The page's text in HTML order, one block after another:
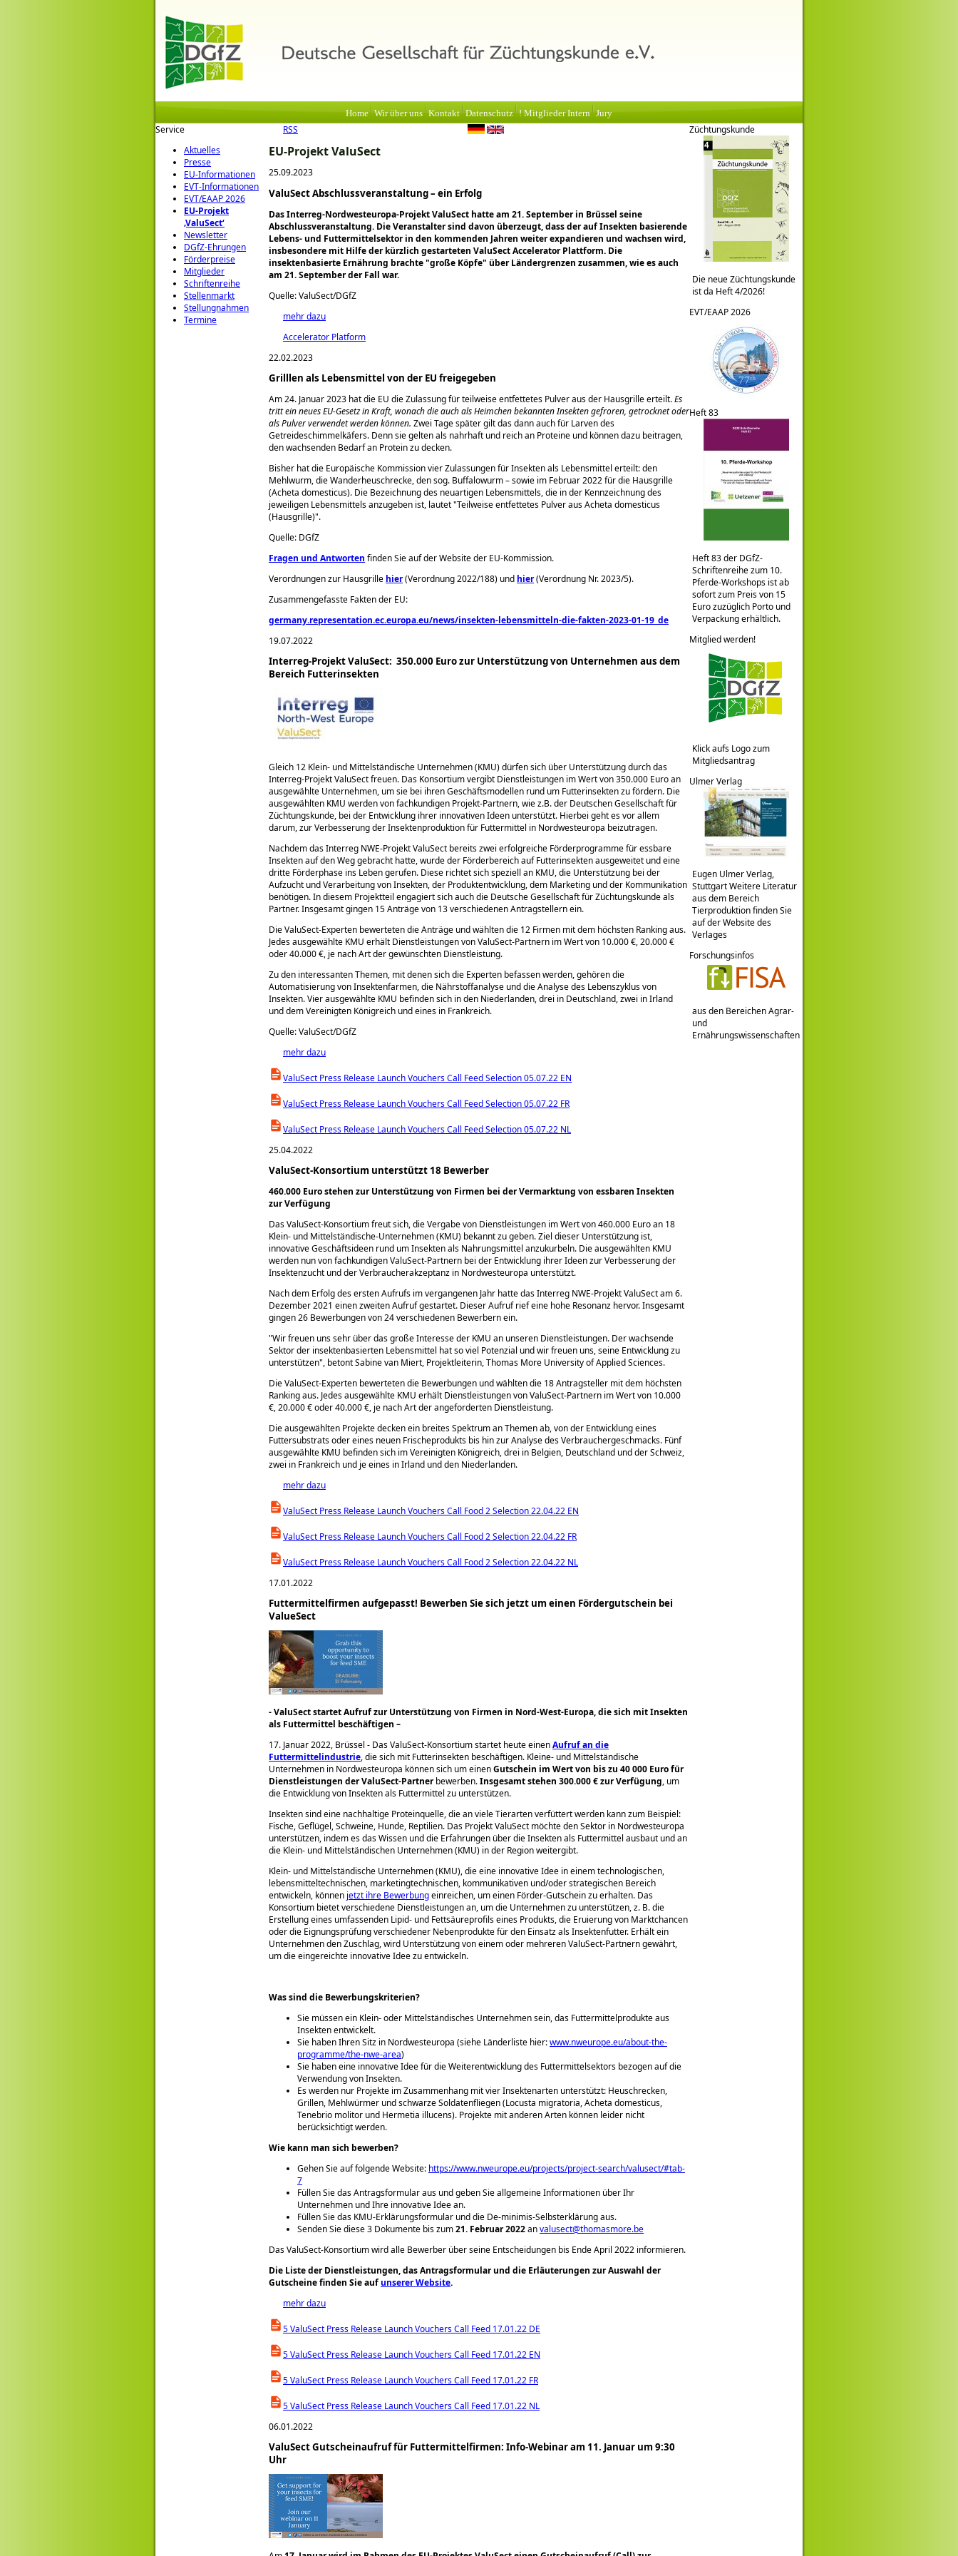
Home Wir über uns Kontakt Datenschutz ! Mitglieder Intern Jury
Service
Aktuelles
Presse
EU-Informationen
EVT-Informationen
EVT/EAAP 2026
EU-Projekt
‚ValuSect‘
Newsletter
DGfZ-Ehrungen
Förderpreise
Mitglieder
Schriftenreihe
Stellenmarkt
Stellungnahmen
Termine
RSS
EU-Projekt ValuSect
25.09.2023
ValuSect Abschlussveranstaltung – ein Erfolg
Das Interreg-Nordwesteuropa-Projekt ValuSect hatte am 21. September in Brüssel seine
Abschlussveranstaltung. Die Veranstalter sind davon überzeugt, dass der auf Insekten basierende
Lebens- und Futtermittelsektor in den kommenden Jahren weiter expandieren und wachsen wird,
insbesondere mit Hilfe der kürzlich gestarteten ValuSect Accelerator Plattform. Die
insektenbasierte Ernährung brachte große Köpfe über Ländergrenzen zusammen, wie es auch
am 21. September der Fall war.
Quelle: ValuSect/DGfZ
mehr dazu
Accelerator Platform
22.02.2023
Grilllen als Lebensmittel von der EU freigegeben
Am 24. Januar 2023 hat die EU die Zulassung für teilweise entfettetes Pulver aus der Hausgrille erteilt.Es
tritt ein neues EU-Gesetz in Kraft, wonach die auch als Heimchen bekannten Insekten gefroren, getrocknet oder
als Pulver verwendet werden können. Zwei Tage später gilt das dann auch für Larven des
Getreideschimmelkäfers. Denn sie gelten als nahrhaft und reich an Proteine und können dazu beitragen,
den wachsenden Bedarf an Protein zu decken.
Bisher hat die Europäische Kommission vier Zulassungen für Insekten als Lebensmittel erteilt: den
Mehlwurm, die Wanderheuschrecke, den sog. Buffalowurm – sowie im Februar 2022 für die Hausgrille
(Acheta domesticus). Die Bezeichnung des neuartigen Lebensmittels, die in der Kennzeichnung des
jeweiligen Lebensmittels anzugeben ist, lautet Teilweise entfettetes Pulver aus Acheta domesticus
(Hausgrille) .
Quelle: DGfZ
Fragen und Antworten finden Sie auf der Website der EU-Kommission.
Verordnungen zur Hausgrille hier(Verordnung 2022/188) und hier(Verordnung Nr. 2023/5).
Zusammengefasste Fakten der EU:
germany.representation.ec.europa.eu/news/insekten-lebensmitteln-die-fakten-2023-01-19_de
19.07.2022
Interreg-Projekt ValuSect: 350.000 Euro zur Unterstützung von Unternehmen aus dem
Bereich Futterinsekten
Gleich 12 Klein- und Mittelständische Unternehmen (KMU) dürfen sich über Unterstützung durch das
Interreg-Projekt ValuSect freuen. Das Konsortium vergibt Dienstleistungen im Wert von 350.000 Euro an
ausgewählte Unternehmen, um sie bei ihren Geschäftsmodellen rund um Futterinsekten zu fördern. Die
ausgewählten KMU werden von fachkundigen Projekt-Partnern, wie z.B. der Deutschen Gesellschaft für
Züchtungskunde, bei der Entwicklung ihrer innovativen Ideen unterstützt. Hierbei geht es vor allem
darum, zur Verbesserung der Insektenproduktion für Futtermittel in Nordwesteuropa beizutragen.
Nachdem das Interreg NWE-Projekt ValuSect bereits zwei erfolgreiche Förderprogramme für essbare
Insekten auf den Weg gebracht hatte, wurde der Förderbereich auf Futterinsekten ausgeweitet und eine
dritte Förderphase ins Leben gerufen. Diese richtet sich speziell an KMU, die Unterstützung bei der
Aufzucht und Verarbeitung von Insekten, der Produktentwicklung, dem Marketing und der Kommunikation
benötigen. In diesem Projektteil engagiert sich auch die Deutsche Gesellschaft für Züchtungskunde als
Partner. Insgesamt gingen 15 Anträge von 13 verschiedenen Antragstellern ein.
Die ValuSect-Experten bewerteten die Anträge und wählten die 12 Firmen mit dem höchsten Ranking aus.
Jedes ausgewählte KMU erhält Dienstleistungen von ValuSect-Partnern im Wert von 10.000 €, 20.000 €
oder 40.000 €, je nach Art der gewünschten Dienstleistung.
Zu den interessanten Themen, mit denen sich die Experten befassen werden, gehören die
Automatisierung von Insektenfarmen, die Nährstoffanalyse und die Analyse des Lebenszyklus von
Insekten. Vier ausgewählte KMU befinden sich in den Niederlanden, drei in Deutschland, zwei in Irland
und dem Vereinigten Königreich und eines in Frankreich.
Quelle: ValuSect/DGfZ
mehr dazu
ValuSect Press Release Launch Vouchers Call Feed Selection 05.07.22 EN
ValuSect Press Release Launch Vouchers Call Feed Selection 05.07.22 FR
ValuSect Press Release Launch Vouchers Call Feed Selection 05.07.22 NL
25.04.2022
ValuSect-Konsortium unterstützt 18 Bewerber
460.000 Euro stehen zur Unterstützung von Firmen bei der Vermarktung von essbaren Insekten
zur Verfügung
Das ValuSect-Konsortium freut sich, die Vergabe von Dienstleistungen im Wert von 460.000 Euro an 18
Klein- und Mittelständische-Unternehmen (KMU) bekannt zu geben. Ziel dieser Unterstützung ist,
innovative Geschäftsideen rund um Insekten als Nahrungsmittel anzukurbeln. Die ausgewählten KMU
werden nun von fachkundigen ValuSect-Partnern bei der Entwicklung ihrer Ideen zur Verbesserung der
Insektenzucht und der Verbraucherakzeptanz in Nordwesteuropa unterstützt.
Nach dem Erfolg des ersten Aufrufs im vergangenen Jahr hatte das Interreg NWE-Projekt ValuSect am 6.
Dezember 2021 einen zweiten Aufruf gestartet. Dieser Aufruf rief eine hohe Resonanz hervor. Insgesamt
gingen 26 Bewerbungen von 24 verschiedenen Bewerbern ein.
Wir freuen uns sehr über das große Interesse der KMU an unseren Dienstleistungen. Der wachsende
Sektor der insektenbasierten Lebensmittel hat so viel Potenzial und wir freuen uns, seine Entwicklung zu
unterstützen , betont Sabine van Miert, Projektleiterin, Thomas More University of Applied Sciences.
Die ValuSect-Experten bewerteten die Bewerbungen und wählten die 18 Antragsteller mit dem höchsten
Ranking aus. Jedes ausgewählte KMU erhält Dienstleistungen von ValuSect-Partnern im Wert von 10.000
€, 20.000 € oder 40.000 €, je nach Art der angeforderten Dienstleistung.
Die ausgewählten Projekte decken ein breites Spektrum an Themen ab, von der Entwicklung eines
Futtersubstrats oder eines neuen Frischeprodukts bis hin zur Analyse des Verbrauchergeschmacks. Fünf
ausgewählte KMU befinden sich im Vereinigten Königreich, drei in Belgien, Deutschland und der Schweiz,
zwei in Frankreich und je eines in Irland und den Niederlanden.
mehr dazu
ValuSect Press Release Launch Vouchers Call Food 2 Selection 22.04.22 EN
ValuSect Press Release Launch Vouchers Call Food 2 Selection 22.04.22 FR
ValuSect Press Release Launch Vouchers Call Food 2 Selection 22.04.22 NL
17.01.2022
Futtermittelfirmen aufgepasst! Bewerben Sie sich jetzt um einen Fördergutschein bei
ValueSect
- ValuSect startet Aufruf zur Unterstützung von Firmen in Nord-West-Europa, die sich mit Insekten
als Futtermittel beschäftigen –
17. Januar 2022, Brüssel - Das ValuSect-Konsortium startet heute einenAufruf an die
Futtermittelindustrie, die sich mit Futterinsekten beschäftigen. Kleine- und Mittelständische
Unternehmen in Nordwesteuropa können sich um einenGutschein im Wert von bis zu 40 000 Euro für
Dienstleistungen der ValuSect-Partnerbewerben.Insgesamt stehen 300.000 € zur Verfügung, um
die Entwicklung von Insekten als Futtermittel zu unterstützen.
Insekten sind eine nachhaltige Proteinquelle, die an viele Tierarten verfüttert werden kann zum Beispiel:
Fische, Geflügel, Schweine, Hunde, Reptilien. Das Projekt ValuSect möchte den Sektor in Nordwesteuropa
unterstützen, indem es das Wissen und die Erfahrungen über die Insekten als Futtermittel ausbaut und an
die Klein- und Mittelständischen Unternehmen (KMU) in der Region weitergibt.
Klein- und Mittelständische Unternehmen (KMU), die eine innovative Idee in einem technologischen,
lebensmitteltechnischen, marketingtechnischen, kommunikativen und/oder strategischen Bereich
entwickeln, können jetzt ihre Bewerbungeinreichen, um einen Förder-Gutschein zu erhalten. Das
Konsortium bietet verschiedene Dienstleistungen an, um die Unternehmen zu unterstützen, z. B. die
Erstellung eines umfassenden Lipid- und Fettsäureprofils eines Produkts, die Eruierung von Marktchancen
oder die Eignungsprüfung verschiedener Nebenprodukte für den Einsatz als Insektenfutter. Erhält ein
Unternehmen den Zuschlag, wird Unterstützung von einem oder mehreren ValuSect-Partnern gewährt,
um die eingereichte innovative Idee zu entwickeln.
Was sind die Bewerbungskriterien?
Sie müssen ein Klein- oder Mittelständisches Unternehmen sein, das Futtermittelprodukte aus
Insekten entwickelt.
Sie haben Ihren Sitz in Nordwesteuropa (siehe Länderliste hier:www.nweurope.eu/about-the-
programme/the-nwe-area)
Sie haben eine innovative Idee für die Weiterentwicklung des Futtermittelsektors bezogen auf die
Verwendung von Insekten.
Es werden nur Projekte im Zusammenhang mit vier Insektenarten unterstützt: Heuschrecken,
Grillen, Mehlwürmer und schwarze Soldatenfliegen (Locusta migratoria, Acheta domesticus,
Tenebrio molitor und Hermetia illucens). Projekte mit anderen Arten können leider nicht
berücksichtigt werden.
Wie kann man sich bewerben?
Gehen Sie auf folgende Website: https://www.nweurope.eu/projects/project-search/valusect/#tab-
7
Füllen Sie das Antragsformular aus und geben Sie allgemeine Informationen über Ihr
Unternehmen und Ihre innovative Idee an.
Füllen Sie das KMU-Erklärungsformular und die De-minimis-Selbsterklärung aus.
Senden Sie diese 3 Dokumente bis zum21. Februar 2022anvalusect@thomasmore.be
Das ValuSect-Konsortium wird alle Bewerber über seine Entscheidungen bis Ende April 2022 informieren.
Die Liste der Dienstleistungen, das Antragsformular und die Erläuterungen zur Auswahl der
Gutscheine finden Sie aufunserer Website.
mehr dazu
5 ValuSect Press Release Launch Vouchers Call Feed 17.01.22 DE
5 ValuSect Press Release Launch Vouchers Call Feed 17.01.22 EN
5 ValuSect Press Release Launch Vouchers Call Feed 17.01.22 FR
5 ValuSect Press Release Launch Vouchers Call Feed 17.01.22 NL
06.01.2022
ValuSect Gutscheinaufruf für Futtermittelfirmen: Info-Webinar am 11. Januar um 9:30
Uhr
Züchtungskunde
Die neue Züchtungskunde
ist da Heft 4/2026!
EVT/EAAP 2026
Heft 83
Heft 83 der DGfZ-
Schriftenreihe zum 10.
Pferde-Workshops ist ab
sofort zum Preis von 15
Euro zuzüglich Porto und
Verpackung erhältlich.
Mitglied werden!
Klick aufs Logo zum
Mitgliedsantrag
Ulmer Verlag
Eugen Ulmer Verlag,
Stuttgart Weitere Literatur
aus dem Bereich
Tierproduktion finden Sie
auf der Website des
Verlages
Forschungsinfos
aus den Bereichen Agrar-
und
Ernährungswissenschaften